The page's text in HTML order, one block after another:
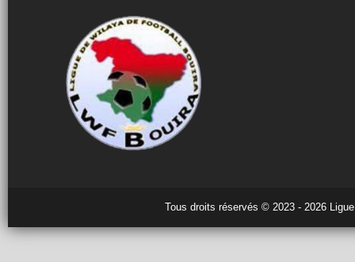
Tous droits réservés © 2023 - 2026